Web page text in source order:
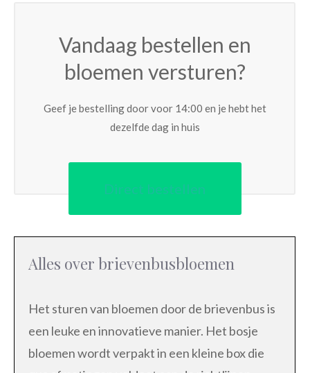
Vandaag bestellen en
bloemen versturen?
Geef je bestelling door voor 14:00 en je hebt het
dezelfde dag in huis
Direct bestellen
Alles over brievenbusbloemen
Het sturen van bloemen door de brievenbus is
een leuke en innovatieve manier. Het bosje
bloemen wordt verpakt in een kleine box die